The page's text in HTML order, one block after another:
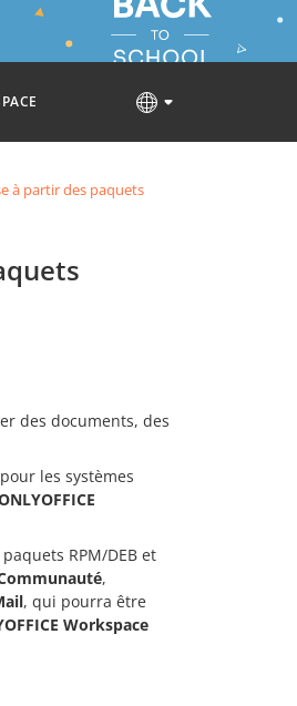
à partir des paquets
des documents, des
les systèmes
RPM/DEB et
,
, qui pourra être
Workspace